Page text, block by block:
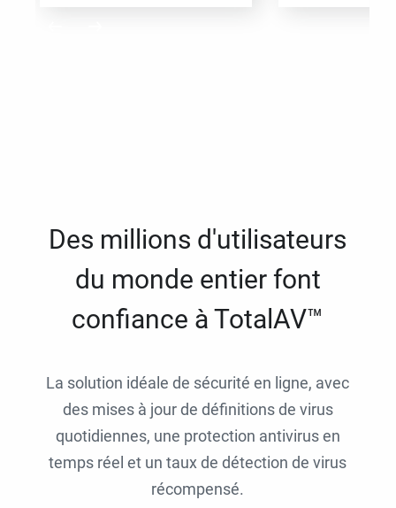
Des millions d'utilisateurs
du monde entier font
confiance à TotalAV™
La solution idéale de sécurité en ligne, avec
des mises à jour de définitions de virus
quotidiennes, une protection antivirus en
temps réel et un taux de détection de virus
récompensé.